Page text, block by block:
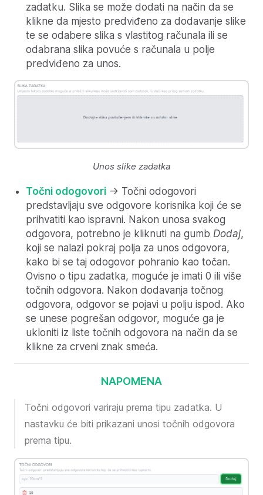
zadatku. Slika se može dodati na način da se
klikne da mjesto predviđeno za dodavanje slike
te se odabere slika s vlastitog računala ili se
odabrana slika povuće s računala u polje
predviđeno za unos.
Unos slike zadatka
Točni odogovori -> Točni odogovori
predstavljaju sve odgovore korisnika koji će se
prihvatiti kao ispravni. Nakon unosa svakog
odgovora, potrebno je kliknuti na gumb Dodaj,
koji se nalazi pokraj polja za unos odgovora,
kako bi se taj odogovor pohranio kao točan.
Ovisno o tipu zadatka, moguće je imati 0 ili više
točnih odgovora. Nakon dodavanja točnog
odgovora, odgovor se pojavi u polju ispod. Ako
se unese pogrešan odgovor, moguće ga je
ukloniti iz liste točnih odgovora na način da se
klikne za crveni znak smeća.
NAPOMENA
Točni odgovori variraju prema tipu zadatka. U
nastavku će biti prikazani unosi točnih odgovora
prema tipu.